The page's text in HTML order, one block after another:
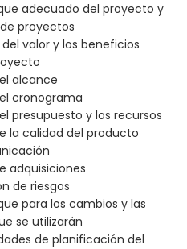
adecuado del proyecto y
proyectos
valor y los beneficios
alcance
cronograma
presupuesto y los recursos
la calidad del producto
adquisiciones
de riesgos
para los cambios y las
se utilizarán
de planificación del